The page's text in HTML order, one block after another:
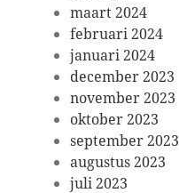
maart 2024
februari 2024
januari 2024
december 2023
november 2023
oktober 2023
september 2023
augustus 2023
juli 2023